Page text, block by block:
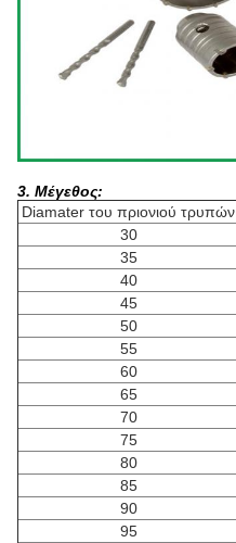
3. Μέγεθος:
Diamater του πριονιού τρυπών
30
35
40
45
50
55
60
65
70
75
80
85
90
95